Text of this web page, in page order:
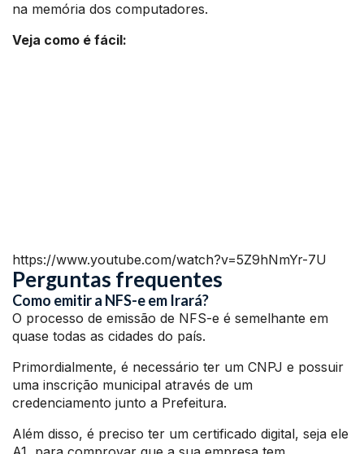
na memória dos computadores.
Veja como é fácil:
https://www.youtube.com/watch?v=5Z9hNmYr-7U
Perguntas frequentes
Como emitir a NFS-e em Irará?
O processo de emissão de NFS-e é semelhante em
quase todas as cidades do país.
Primordialmente, é necessário ter um CNPJ e possuir
uma inscrição municipal através de um
credenciamento junto a Prefeitura.
Além disso, é preciso ter um certificado digital, seja ele